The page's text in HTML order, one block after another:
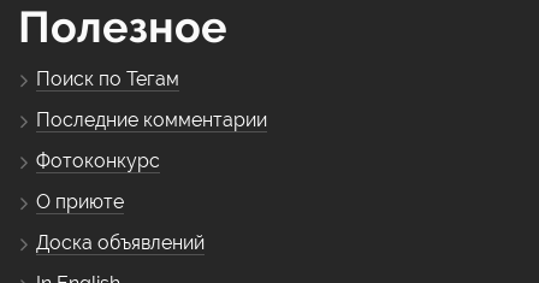
Полезное
Поиск по Тегам
Последние комментарии
Фотоконкурс
О приюте
Доска объявлений